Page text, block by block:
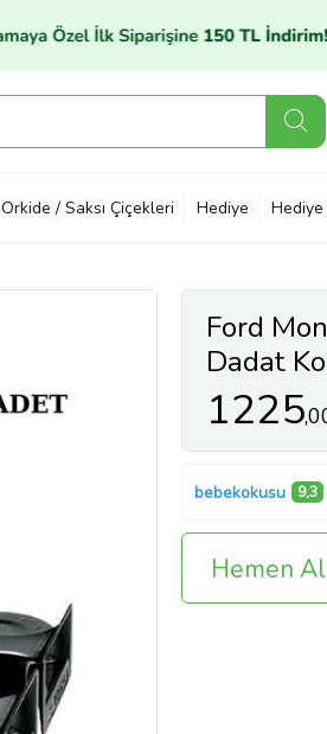
Orkide / Saksı Çiçekleri Hediye
Ford
Dadat
1225
bebekokusu 9,3
Hemen Al